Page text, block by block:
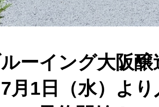
ーイング大阪
1日（水）より